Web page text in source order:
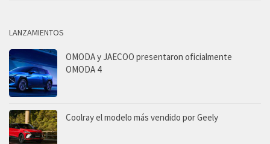
LANZAMIENTOS
OMODA y JAECOO presentaron oficialmente
OMODA 4
Coolray el modelo más vendido por Geely